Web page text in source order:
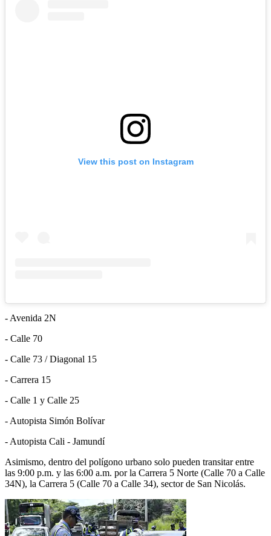
View this post on Instagram
- Avenida 2N
- Calle 70
- Calle 73 / Diagonal 15
- Carrera 15
- Calle 1 y Calle 25
- Autopista Simón Bolívar
- Autopista Cali - Jamundí
Asimismo, dentro del polígono urbano solo pueden transitar entre
las 9:00 p.m. y las 6:00 a.m. por la Carrera 5 Norte (Calle 70 a Calle
34N), la Carrera 5 (Calle 70 a Calle 34), sector de San Nicolás.